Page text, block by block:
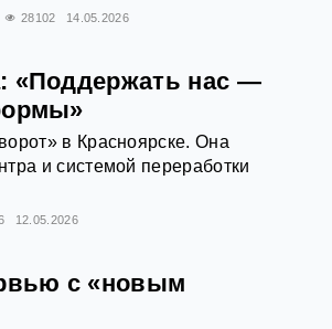
28102 14.05.2026
«Поддержать нас —
в Красноярске. Она
и системой переработки
12.05.2026
с «новым